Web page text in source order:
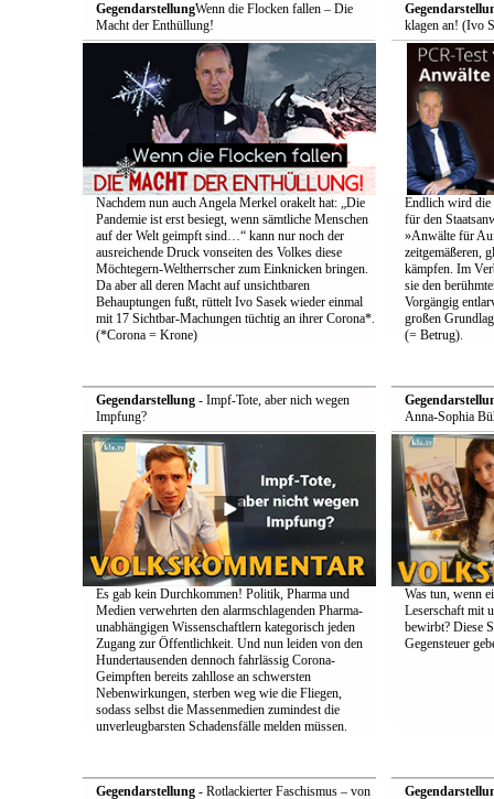
GegendarstellungWenn die Flocken fallen – Die
Macht der Enthüllung!
Nachdem nun auch Angela Merkel orakelt hat: „Die
Pandemie ist erst besiegt, wenn sämtliche Menschen
auf der Welt geimpft sind…“ kann nur noch der
ausreichende Druck vonseiten des Volkes diese
Möchtegern-Weltherrscher zum Einknicken bringen.
Da aber all deren Macht auf unsichtbaren
Behauptungen fußt, rüttelt Ivo Sasek wieder einmal
mit 17 Sichtbar-Machungen tüchtig an ihrer Corona*.
(*Corona = Krone)
klagen an! (Ivo
Endlich wird die
für den
»Anwälte für
zeitgemäßeren,
kämpfen. Im
sie den
Vorgängig
großen
(= Betrug).
Gegendarstellung- Impf-Tote, aber nich wegen
Impfung?
Es gab kein Durchkommen! Politik, Pharma und
Medien verwehrten den alarmschlagenden Pharma-
unabhängigen Wissenschaftlern kategorisch jeden
Zugang zur Öffentlichkeit. Und nun leiden von den
Hundertausenden dennoch fahrlässig Corona-
Geimpften bereits zahllose an schwersten
Nebenwirkungen, sterben weg wie die Fliegen,
sodass selbst die Massenmedien zumindest die
unverleugbarsten Schadensfälle melden müssen.
Anna-Sophia
Was tun, wenn
Leserschaft mit
bewirbt? Diese
Gegensteuer
Gegendarstellung- Rotlackierter Faschismus – von